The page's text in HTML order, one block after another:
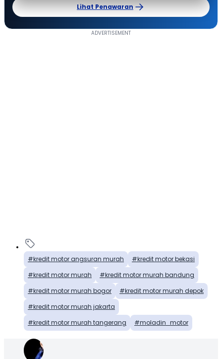
Lihat Penawaran
kredit motor angsuran murah
kredit motor bekasi
kredit motor murah
kredit motor murah bandung
kredit motor murah bogor
kredit motor murah depok
kredit motor murah jakarta
kredit motor murah tangerang
moladin_motor